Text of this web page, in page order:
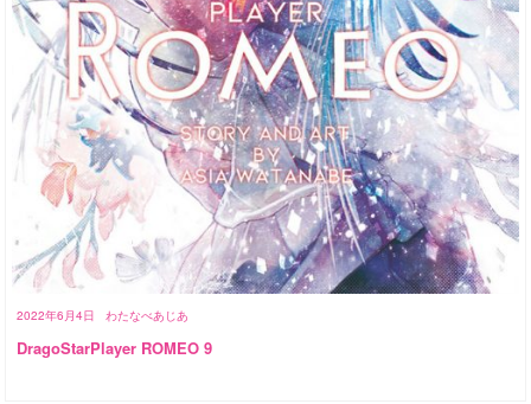
2022年6月4日 わたなべあじあ
DragoStarPlayer ROMEO 9